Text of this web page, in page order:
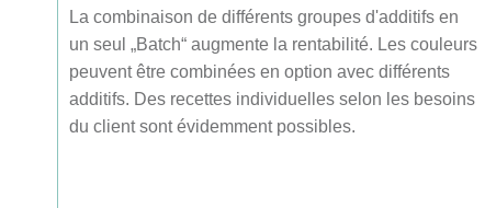
La combinaison de différents groupes d'additifs en
un seul „Batch“ augmente la rentabilité. Les couleurs
peuvent être combinées en option avec différents
additifs. Des recettes individuelles selon les besoins
du client sont évidemment possibles.